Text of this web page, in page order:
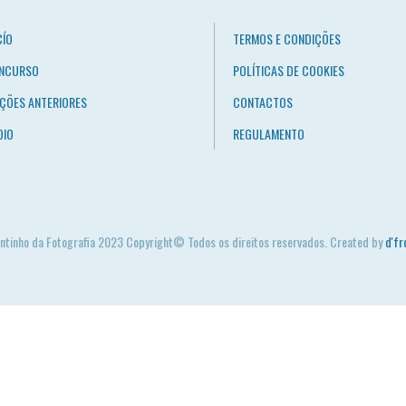
ANTERIORES
TERMOS E CONDIÇÕES
POLÍTICAS DE COOKIES
CONTACTOS
REGULAMENTO
da Fotografia 2023 Copyright© Todos os direitos reservados. Created by